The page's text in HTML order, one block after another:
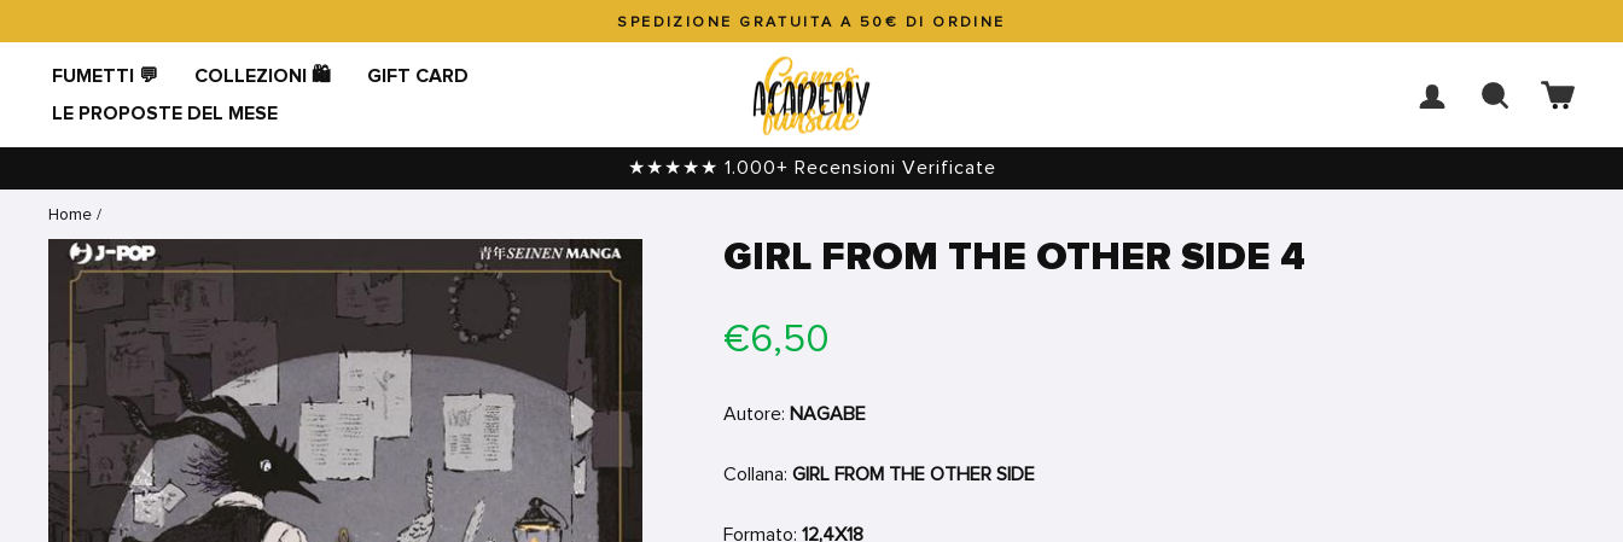
direttamente
contenuti
in
pausa
SPEDIZIONE GRATUITA A 50€ DI ORDINE
FUMETTI 💬 COLLEZIONI 🛍️
GIFT CARD
LE PROPOSTE DEL MESE
ACCEDI CERCA
★★★★★ 1.000+ Recensioni Verificate
Home /
GIRL FROM THE OTHER SIDE 4
Prezzo
di
€6,50
Autore: NAGABE
Collana:GIRL FROM THE OTHER SIDE
Formato:12,4X18